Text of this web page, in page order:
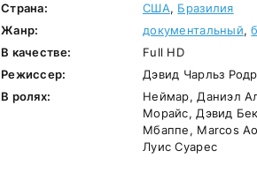
Страна:
США, Бразилия
Жанр:
документальный,
В качестве:
Full HD
Режиссер:
Дэвид Чарльз
В ролях:
Неймар, Даниэл
Морайс, Дэвид
Мбаппе, Marcos
Луис Суарес